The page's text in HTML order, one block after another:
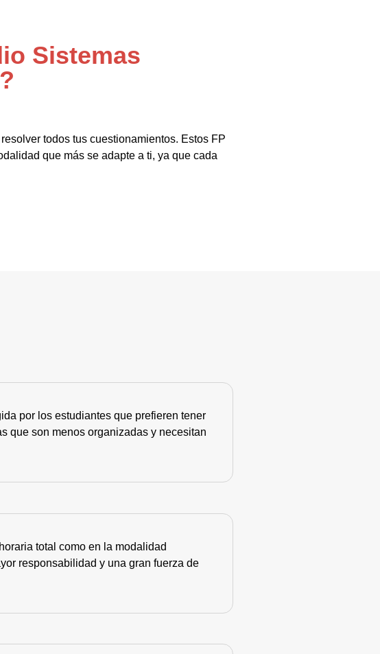
Sistemas
todos tus cuestionamientos. Estos FP
que más se adapte a ti, ya que cada
por los estudiantes que prefieren tener
que son menos organizadas y necesitan
total como en la modalidad
responsabilidad y una gran fuerza de